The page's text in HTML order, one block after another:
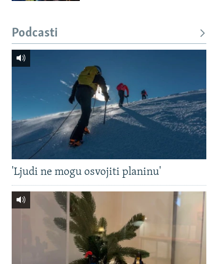
Podcasti
'Ljudi ne mogu osvojiti planinu'